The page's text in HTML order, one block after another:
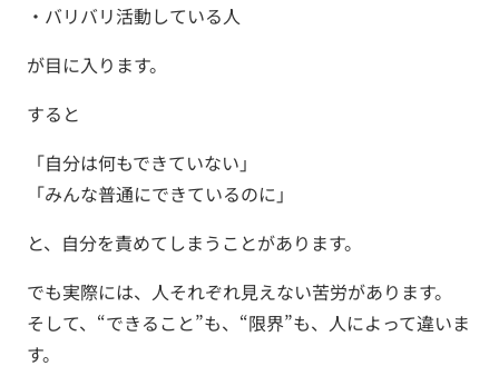
・バリバリ活動している人
が目に入ります。
すると
「自分は何もできていない」
「みんな普通にできているのに」
と、自分を責めてしまうことがあります。
でも実際には、人それぞれ見えない苦労があります。
そして、“できること”も、“限界”も、人によって違いま
す。